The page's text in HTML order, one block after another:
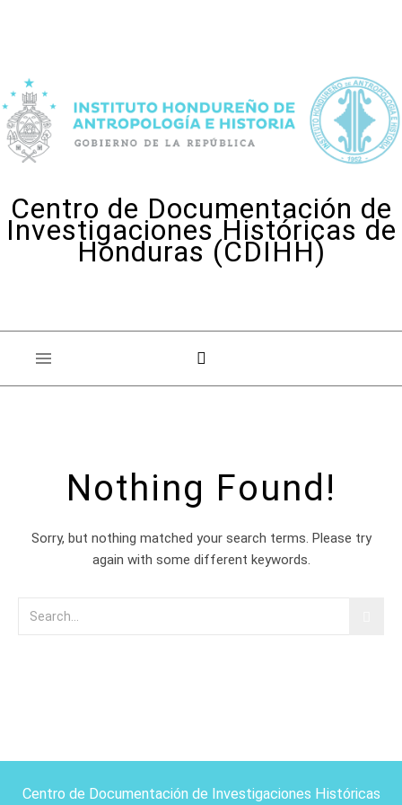
Centro de Documentación de
Investigaciones Históricas de
Honduras (CDIHH)
Nothing Found!
Sorry, but nothing matched your search terms. Please try
again with some different keywords.
Centro de Documentación de Investigaciones Históricas